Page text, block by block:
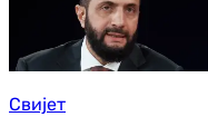
Свијет